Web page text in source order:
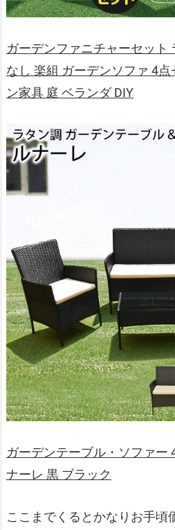
ガーデンファニチャーセット
なし 楽組 ガーデンソファ 4
ン家具 庭 ベランダ DIY
ガーデンテーブル・ソファー
ナーレ 黒 ブラック
ここまでくるとかなりお手頃